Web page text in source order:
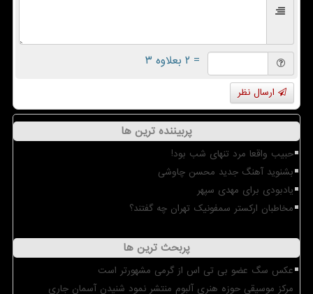
= ۲ بعلاوه ۳
ارسال نظر
پربیننده ترین ها
حبیب واقعا مرد تنهای شب بود!
بشنوید آهنگ جدید محسن چاوشی
یادبودی برای مهدی سپهر
مخاطبان ارکستر سمفونیک تهران چه گفتند؟
پربحث ترین ها
عکس سگ عضو بی تی اس از گرمی مشهورتر است
مرکز موسیقی حوزه هنری آلبوم منتشر نمود شنیدن آسمان جاری